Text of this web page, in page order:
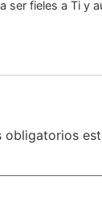
ser fieles a Ti y
obligatorios